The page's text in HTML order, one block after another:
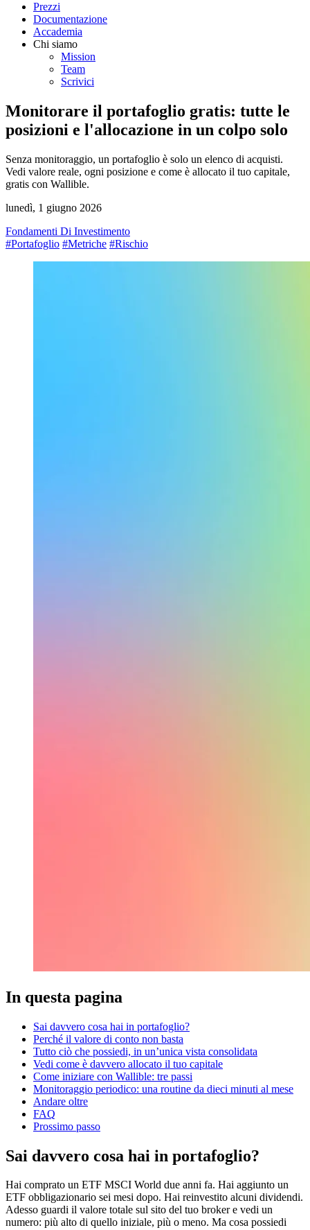
Prezzi
Documentazione
Accademia
Chi siamo
Mission
Team
Scrivici
Monitorare il portafoglio gratis: tutte le
posizioni e l'allocazione in un colpo solo
Senza monitoraggio, un portafoglio è solo un elenco di acquisti.
Vedi valore reale, ogni posizione e come è allocato il tuo capitale,
gratis con Wallible.
lunedì, 1 giugno 2026
Fondamenti Di Investimento
#Portafoglio #Metriche #Rischio
In questa pagina
Sai davvero cosa hai in portafoglio?
Perché il valore di conto non basta
Tutto ciò che possiedi, in un’unica vista consolidata
Vedi come è davvero allocato il tuo capitale
Come iniziare con Wallible: tre passi
Monitoraggio periodico: una routine da dieci minuti al mese
Andare oltre
FAQ
Prossimo passo
Sai davvero cosa hai in portafoglio?
Hai comprato un ETF MSCI World due anni fa. Hai aggiunto un
ETF obbligazionario sei mesi dopo. Hai reinvestito alcuni dividendi.
Adesso guardi il valore totale sul sito del tuo broker e vedi un
numero: più alto di quello iniziale, più o meno. Ma cosa possiedi